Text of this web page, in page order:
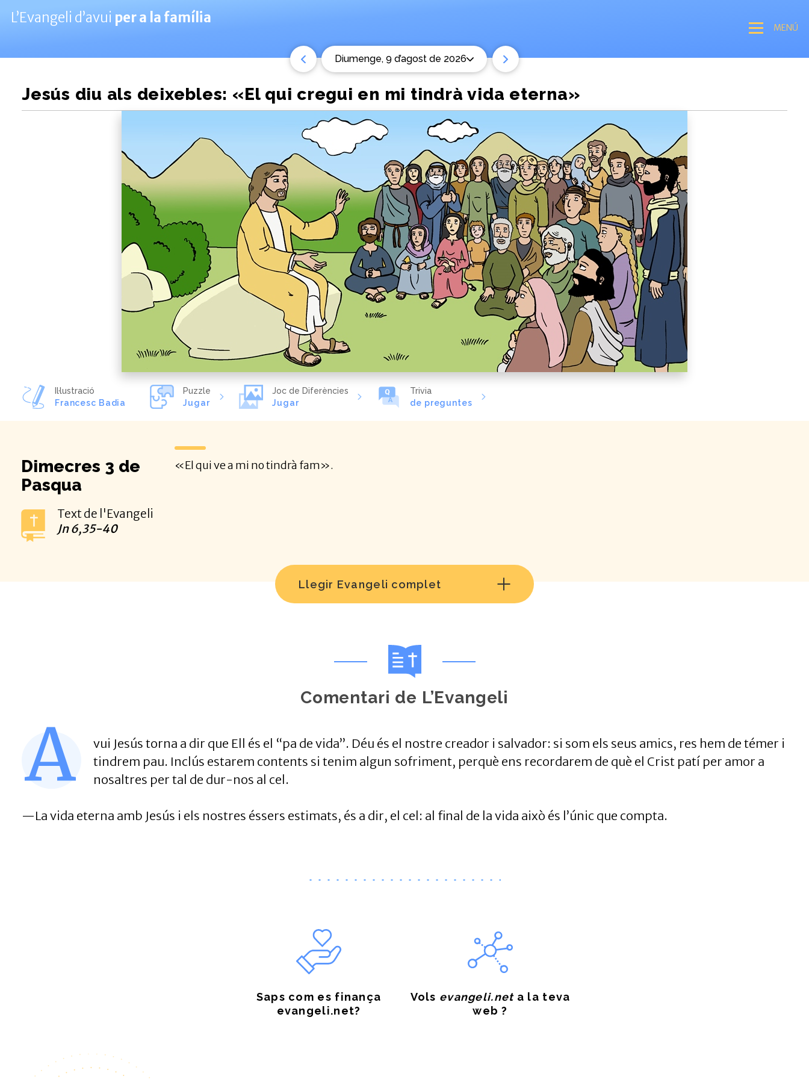
L’Evangeli d’avui per a la família
MENÚ
diumenge, 9 d’agost de 2026
Jesús diu als deixebles: «El qui cregui en mi tindrà vida eterna»
Il·lustració
Francesc Badia
Puzzle
Jugar
Joc de Diferències
Jugar
Trivia
de preguntes
Dimecres 3 de
Pasqua
Text de l'Evangeli
Jn 6,35-40
«El qui ve a mi no tindrà fam».
Llegir Evangeli complet
Comentari de L’Evangeli
A
vui Jesús torna a dir que Ell és el “pa de vida”. Déu és el nostre creador i salvador: si som els seus amics, res hem de témer i
tindrem pau. Inclús estarem contents si tenim algun sofriment, perquè ens recordarem de què el Crist patí per amor a
nosaltres per tal de dur-nos al cel.
—La vida eterna amb Jesús i els nostres éssers estimats, és a dir, el cel: al final de la vida això és l’únic que compta.
Saps com es finança
evangeli.net?
Vols evangeli.neta la teva
web ?